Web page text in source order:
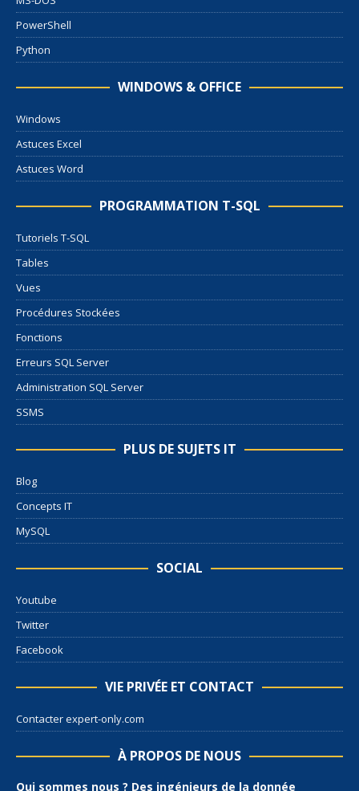
PowerShell
Python
WINDOWS & OFFICE
Windows
Astuces Excel
Astuces Word
PROGRAMMATION T-SQL
Tutoriels T-SQL
Tables
Vues
Procédures Stockées
Fonctions
Erreurs SQL Server
Administration SQL Server
SSMS
PLUS DE SUJETS IT
Blog
Concepts IT
MySQL
SOCIAL
Youtube
Twitter
Facebook
VIE PRIVÉE ET CONTACT
Contacter expert-only.com
À PROPOS DE NOUS
Qui sommes nous ? Des ingénieurs de la donnée